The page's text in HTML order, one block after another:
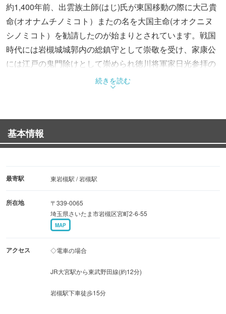
約1,400年前、出雲族土師(はじ)氏が東国移動の際に大己貴
命(オオナムチノミコト）またの名を大国主命(オオクニヌ
シノミコト）を勧請したのが始まりとされています。戦国
時代には岩槻城城郭内の総鎮守として崇敬を受け、家康公
には江戸の鬼門除けとして崇められ徳川将軍家日光参拝の
折には道中の安全祈願も行われていました。その後も国土
開拓・産業育成・商売繁盛・子孫繁栄・家内安全・方位除
の崇敬を集め、正月には約13万人の参拝者でにぎわいま
す。
年末年始期間のみ24時間参拝可能、授与所あり、おみくじ
＜年末年始の新型コロナウイルス対策、施設からのお願い
感染症対策としてマスク着用のご協力並びに、拝殿内への
[正月の主な行事]
続きを読む
基本情報
最寄駅 東岩槻駅 / 岩槻駅
所在地
〒339-0065
埼玉県さいたま市岩槻区宮町2-6-55
MAP
アクセス ◇電車の場合
JR大宮駅から東武野田線(約12分)
岩槻駅下車徒歩15分